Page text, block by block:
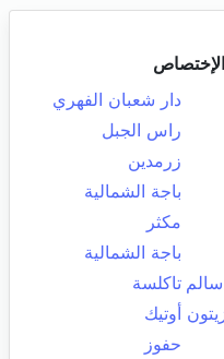
دار شعبان الفهري
راس الجبل
زرمدين
باجة الشمالية
مكثر
باجة الشمالية
تاكلسة
أوتيك
حفوز